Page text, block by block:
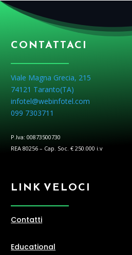
CONTATTACI
Viale Magna Grecia, 215
74121 Taranto(TA)
infotel@webinfotel.com
099 7303711
P.Iva: 00873500730
REA 80256 – Cap. Soc. € 250.000 i.v
LINK VELOCI
Contatti
Educational